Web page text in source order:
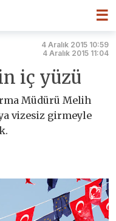
☰
4 Aralık 2015 10:59
4 Aralık 2015 11:04
iç yüzü
Müdürü Melih
vizesiz girmeyle